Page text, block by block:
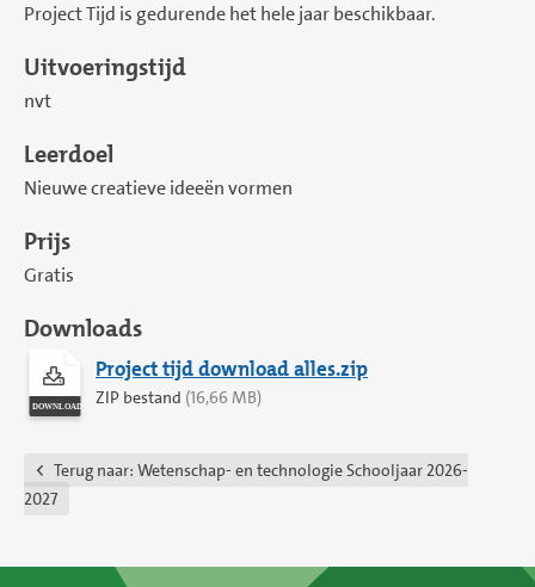
Project Tijd is gedurende het hele jaar beschikbaar.
Uitvoeringstijd
nvt
Leerdoel
Nieuwe creatieve ideeën vormen
Prijs
Gratis
Downloads
Project tijd download alles.zip
ZIP bestand (16,66 MB)
Terug naar: Wetenschap- en technologie Schooljaar 2026-
2027